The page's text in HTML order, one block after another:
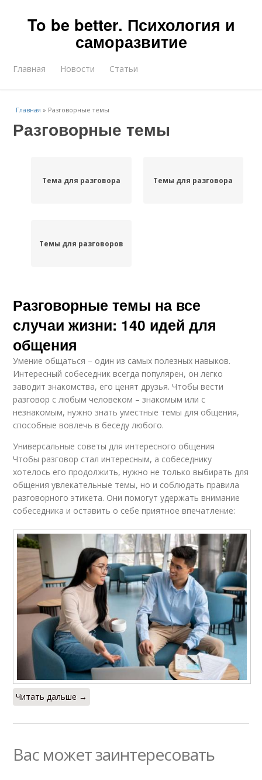
To be better. Психология и
саморазвитие
Главная Новости Статьи
Главная » Разговорные темы
Разговорные темы
Тема для разговора Темы для разговора
Темы для разговоров
Разговорные темы на все
случаи жизни: 140 идей для
общения
Умение общаться – один из самых полезных навыков.
Интересный собеседник всегда популярен, он легко
заводит знакомства, его ценят друзья. Чтобы вести
разговор с любым человеком – знакомым или с
незнакомым, нужно знать уместные темы для общения,
способные вовлечь в беседу любого.
Универсальные советы для интересного общения
Чтобы разговор стал интересным, а собеседнику
хотелось его продолжить, нужно не только выбирать для
общения увлекательные темы, но и соблюдать правила
разговорного этикета. Они помогут удержать внимание
собеседника и оставить о себе приятное впечатление:
Читать дальше →
Вас может заинтересовать